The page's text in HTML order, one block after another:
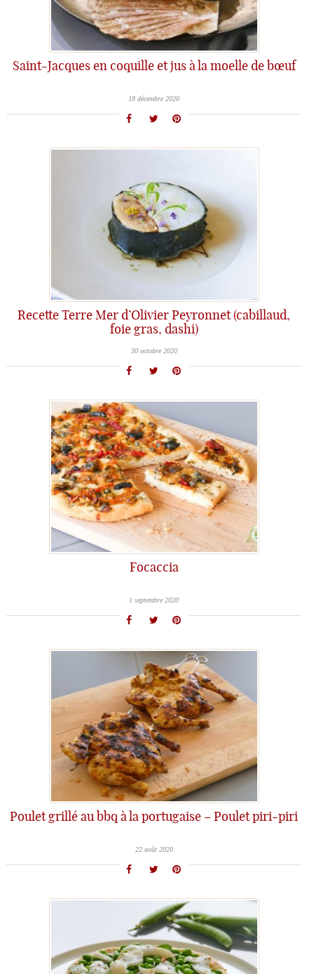
Saint-Jacques en coquille et jus à la moelle de bœuf
18 décembre 2020
Recette Terre Mer d’Olivier Peyronnet (cabillaud,
foie gras, dashi)
30 octobre 2020
Focaccia
1 septembre 2020
Poulet grillé au bbq à la portugaise – Poulet piri-piri
22 août 2020